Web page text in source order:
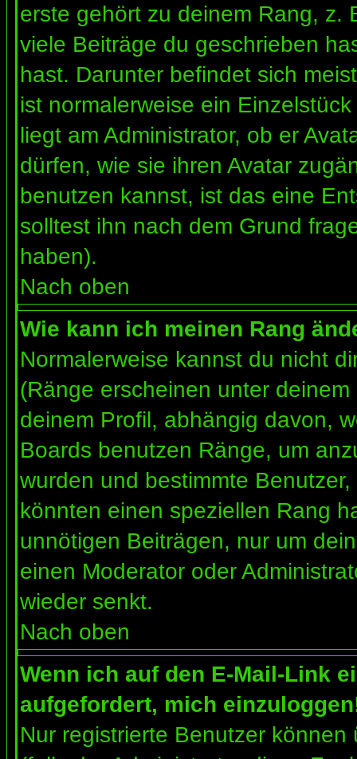
erste gehört zu deinem Rang, z.
viele Beiträge du geschrieben
hast. Darunter befindet sich
ist normalerweise ein
liegt am Administrator, ob er
dürfen, wie sie ihren Avatar
benutzen kannst, ist das eine
solltest ihn nach dem Grund
haben).
Nach oben
Wie kann ich meinen Rang
Normalerweise kannst du nicht
(Ränge erscheinen unter
deinem Profil, abhängig davon,
Boards benutzen Ränge, um
wurden und bestimmte
könnten einen speziellen Rang
unnötigen Beiträgen, nur um
einen Moderator oder
wieder senkt.
Nach oben
Wenn ich auf den E-Mail-Link
aufgefordert, mich
Nur registrierte Benutzer